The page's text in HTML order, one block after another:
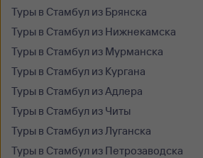
Туры в Стамбул из Брянска
Туры в Стамбул из Нижнекамска
Туры в Стамбул из Мурманска
Туры в Стамбул из Кургана
Туры в Стамбул из Адлера
Туры в Стамбул из Читы
Туры в Стамбул из Луганска
Туры в Стамбул из Петрозаводска